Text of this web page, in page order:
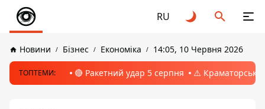
RU
Новини Бізнес Економіка 14:05, 10 Червня 2026
ТОПТЕМИ: 🔴 Ракетний удар 5 серпня ⚠️ Краматорськ,